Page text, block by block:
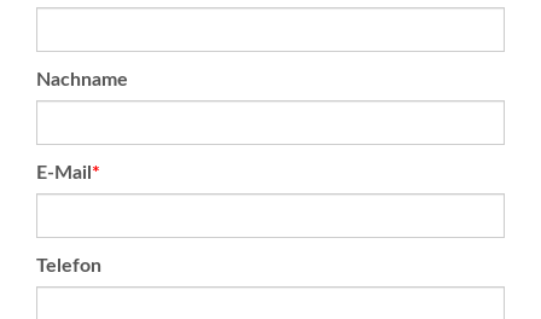
Nachname
Pflichtfeld
E-Mail *
Telefon